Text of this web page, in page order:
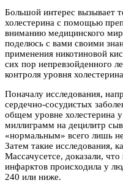
Большой интерес вызывает
холестерина с помощью
вниманию медицинского
поделюсь с вами своими
применения никотиновой
сих пор непревзойденного
контроля уровня
Поначалу исследования,
сердечно-сосудистых
общем уровне холестерина
миллиграмм на децилитр
«нормальным» всего лишь
Затем такие исследования,
Массачусетсе, доказали,
инфарктов происходила у
240 или ниже.